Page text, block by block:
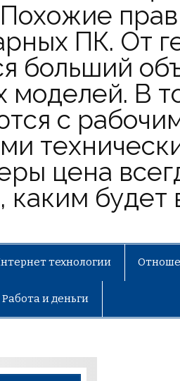
ПК. От
больший
моделей. В
с
цена
каким будет
технологии
Работа и деньги